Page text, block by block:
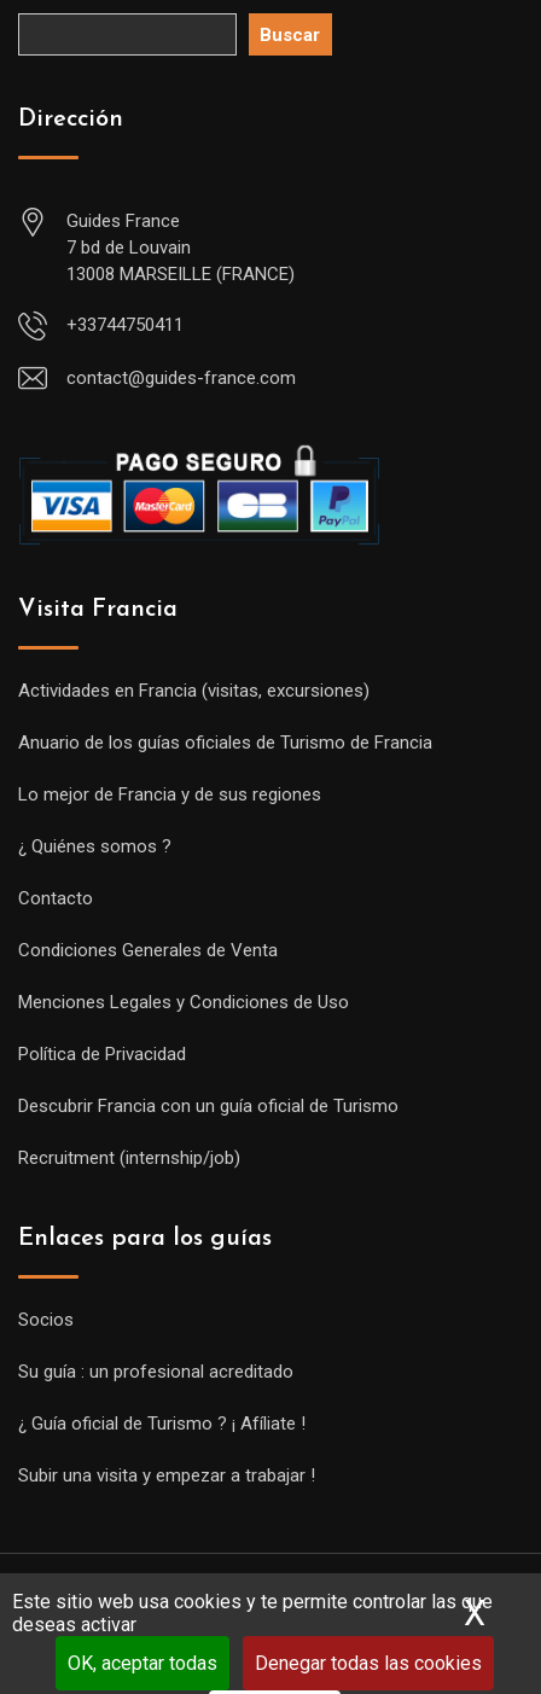
Este sitio web usa cookies y te permite controlar las que
deseas activar
OK, aceptar todas
Denegar todas las cookies
X
Buscar
Dirección
Guides France
7 bd de Louvain
13008 MARSEILLE (FRANCE)
+33744750411
contact@guides-france.com
Visita Francia
Actividades en Francia (visitas, excursiones)
Anuario de los guías oficiales de Turismo de Francia
Lo mejor de Francia y de sus regiones
¿ Quiénes somos ?
Contacto
Condiciones Generales de Venta
Menciones Legales y Condiciones de Uso
Política de Privacidad
Descubrir Francia con un guía oficial de Turismo
Recruitment (internship/job)
Enlaces para los guías
Socios
Su guía : un profesional acreditado
¿ Guía oficial de Turismo ? ¡ Afíliate !
Subir una visita y empezar a trabajar !
Copyright Guides 2021. Tous droits réservés. Développement